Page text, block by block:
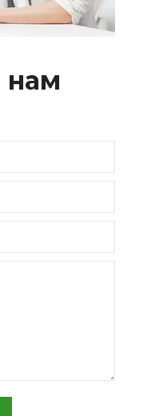
нам